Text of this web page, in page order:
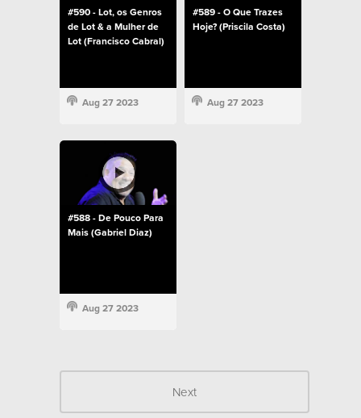
#590 - Lot, os Genros
de Lot & a Mulher de
Lot (Francisco Cabral)
Aug 27 2023
#589 - O Que Trazes
Hoje? (Priscila Costa)
Aug 27 2023
#588 - De Pouco Para
Mais (Gabriel Diaz)
Aug 27 2023
Next